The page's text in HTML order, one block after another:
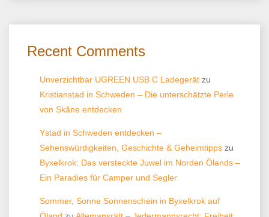
Recent Comments
Unverzichtbar UGREEN USB C Ladegerät zu
Kristianstad in Schweden – Die unterschätzte Perle
von Skåne entdecken
Ystad in Schweden entdecken –
Sehenswürdigkeiten, Geschichte & Geheimtipps zu
Byxelkrok: Das versteckte Juwel im Norden Ölands –
Ein Paradies für Camper und Segler
Sommer, Sonne Sonnenschein in Byxelkrok auf